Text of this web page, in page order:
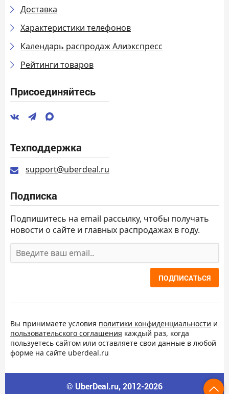
Доставка
Характеристики телефонов
Календарь распродаж Алиэкспресс
Рейтинги товаров
Присоединяйтесь
Техподдержка
support@uberdeal.ru
Подписка
Подпишитесь на email рассылку, чтобы получать
новости о сайте и главных распродажах в году.
ПОДПИСАТЬСЯ
Вы принимаете условия политики конфиденциальности и
пользовательского соглашения каждый раз, когда
пользуетесь сайтом или оставляете свои данные в любой
форме на сайте uberdeal.ru
© UberDeal.ru, 2012-2026